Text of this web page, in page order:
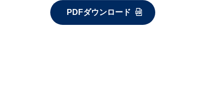
PDFダウンロード